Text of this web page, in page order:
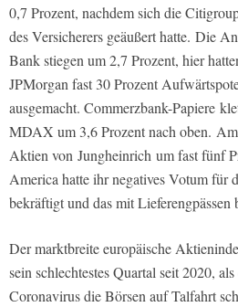
0,7 Prozent, nachdem sich die
des Versicherers geäußert hatte. Die
Bank stiegen um 2,7 Prozent, hier
JPMorgan fast 30 Prozent
ausgemacht. Commerzbank-Papiere
MDAX um 3,6 Prozent nach oben.
Aktien von Jungheinrich um fast fünf
America hatte ihr negatives Votum für
bekräftigt und das mit Lieferengpässen
Der marktbreite europäische
sein schlechtestes Quartal seit 2020,
Coronavirus die Börsen auf Talfahrt